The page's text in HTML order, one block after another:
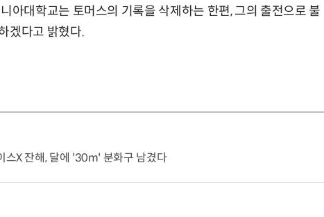
아대학교는 토머스의 기록을 삭제하는 한편, 그의 출전으로 불
겠다고 밝혔다.
X 잔해, 달에 '30m' 분화구 남겼다